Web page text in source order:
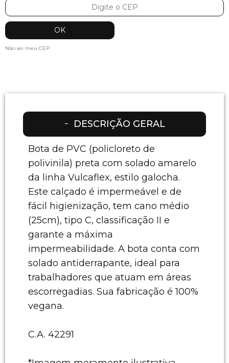
Não sei meu CEP
DESCRIÇÃO GERAL
Bota de PVC (policloreto de
polivinila) preta com solado amarelo
da linha Vulcaflex, estilo galocha.
Este calçado é impermeável e de
fácil higienização, tem cano médio
(25cm), tipo C, classificação II e
garante a máxima
impermeabilidade. A bota conta com
solado antiderrapante, ideal para
trabalhadores que atuam em áreas
escorregadias. Sua fabricação é 100%
vegana.
C.A. 42291